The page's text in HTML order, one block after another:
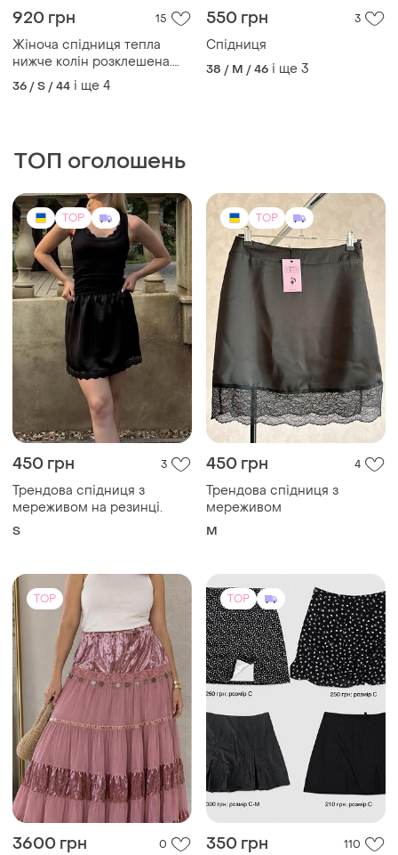
920 грн 15
Жіноча спідниця тепла
нижче колін розклешена.
юбка міді з кишенями та
поясом
36 / S / 44 і ще 4
550 грн 3
Спідниця
38 / M / 46 і ще 3
ТОП оголошень
TOP
450 грн 3
Трендова спідниця з
мереживом на резинці.
S
TOP
450 грн 4
Трендова спідниця з
мереживом
M
TOP
3600 грн 0
TOP
350 грн 110